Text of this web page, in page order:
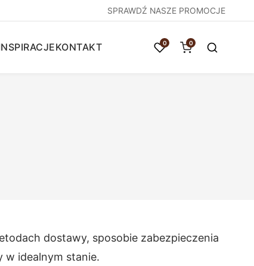
SPRAWDŹ NASZE PROMOCJE
KONTAKT 0 0
dostawy, sposobie zabezpieczenia
w idealnym stanie.